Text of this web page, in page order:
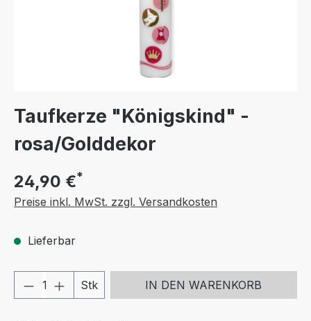
Taufkerze "Königskind" -
rosa/Golddekor
24,90 €*
Preise inkl. MwSt. zzgl. Versandkosten
Lieferbar
Produkt Anzahl: Gib den
Stk IN DEN WARENKORB